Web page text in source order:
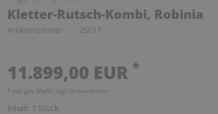
Kletter-Rutsch-Kombi, Robinia
Artikelnummer 25617
11.899,00 EUR *
* inkl. ges. MwSt. zzgl. Versandkosten
Inhalt: 1 Stück